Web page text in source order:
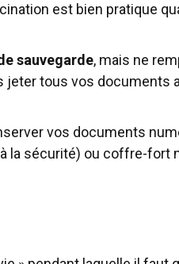
est bien pratique
sauvegarde, mais ne
jeter tous vos documents
vos documents
la sécurité) ou coffre-fort